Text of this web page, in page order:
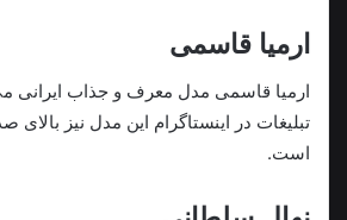
ارمیا قاسمی
ارمیا قاسمی مدل معرف و جذاب ایرانی
تبلیغات در اینستاگرام این مدل نیز بالای
است.